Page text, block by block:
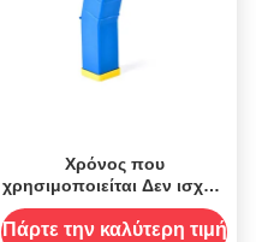
Χρόνος που
χρησιμοποιείται Δεν ισχύει
Τύχη πλαστικού ποντικιού
Πιάσε ζωντανό με 1
Πάρτε την καλύτερη τιμή